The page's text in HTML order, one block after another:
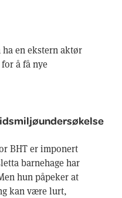
en ekstern aktør
å få nye
BHT er imponert
barnehage har
hun påpeker at
kan være lurt,